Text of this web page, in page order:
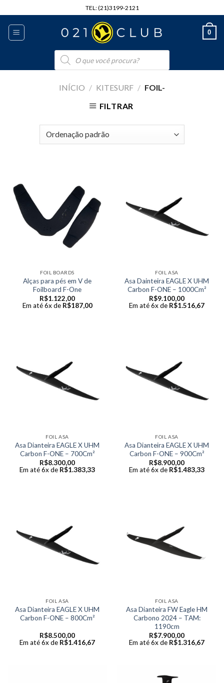
to
content
TEL: (21)3199-2121
0
Pesquisar
produtos
INÍCIO / KITESURF / FOIL-
FILTRAR
FOIL BOARDS
Alças para pés em V de
Foilboard F-One
R$1.122,00
Em até 6x de R$187,00
FOIL ASA
Asa Dainteira EAGLE X UHM
Carbon F-ONE – 1000Cm²
R$9.100,00
Em até 6x de R$1.516,67
FOIL ASA
Asa Dianteira EAGLE X UHM
Carbon F-ONE – 700Cm²
R$8.300,00
Em até 6x de R$1.383,33
FOIL ASA
Asa Dianteira EAGLE X UHM
Carbon F-ONE – 900Cm²
R$8.900,00
Em até 6x de R$1.483,33
FOIL ASA
Asa Dianteira EAGLE X UHM
Carbon F-ONE – 800Cm²
R$8.500,00
Em até 6x de R$1.416,67
FOIL ASA
Asa Dianteira FW Eagle HM
Carbono 2024 – TAM:
1190cm
R$7.900,00
Em até 6x de R$1.316,67